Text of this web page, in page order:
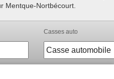
Mentque-Nortbécourt.